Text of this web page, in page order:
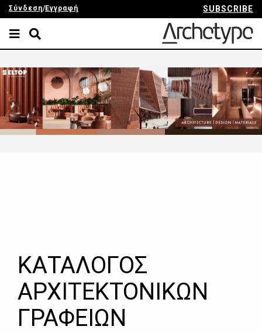
Σύνδεση/Εγγραφή SUBSCRIBE
ΚΑΤΑΛΟΓΟΣ
ΑΡΧΙΤΕΚΤΟΝΙΚΩΝ
ΓΡΑΦΕΙΩΝ